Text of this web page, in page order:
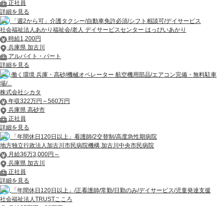
正社員
詳細を見る
「週2から可」介護タクシー/自動車免許必須/シフト相談可/デイサービス
社会福祉法人あかり福祉会/老人 デイサービスセンター はっぴいあかり
時給1,200円
兵庫県 加古川
アルバイト・パート
詳細を見る
働く環境 兵庫・高砂/機械オペレーター 航空機用部品/エアコン完備・無料駐車
場/...
株式会社シカタ
年収322万円～560万円
兵庫県 高砂市
正社員
詳細を見る
「年間休日120日以上」看護師/2交替制/高度急性期病院
地方独立行政法人加古川市民病院機構 加古川中央市民病院
月給36万3,000円～
兵庫県 加古川
正社員
詳細を見る
「年間休日120日以上」/正看護師/常勤/日勤のみ/デイサービス/児童発達支援
社会福祉法人TRUSTこころ